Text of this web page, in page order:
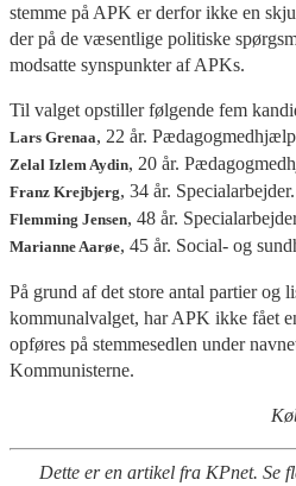
stemme på APK er derfor ikke en
der på de væsentlige politiske
modsatte synspunkter af APKs.
Til valget opstiller følgende fem
Lars Grenaa, 22 år.
Zelal Izlem Aydin, 20 år.
Franz Krejbjerg, 34 år. Specialarbejder.
Flemming Jensen, 48 år.
Marianne Aarøe, 45 år. Social- og
På grund af det store antal partier og
kommunalvalget, har APK ikke fået
opføres på stemmesedlen under
Kommunisterne.
Dette er en artikel fra KPnet. Se